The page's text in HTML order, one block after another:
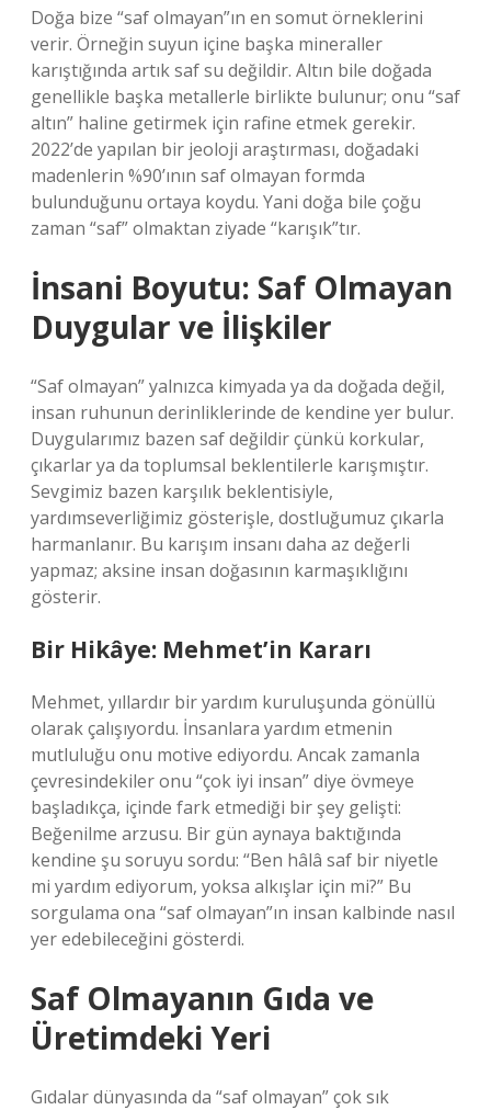
Doğa bize “saf olmayan”ın en somut örneklerini
verir. Örneğin suyun içine başka mineraller
karıştığında artık saf su değildir. Altın bile doğada
genellikle başka metallerle birlikte bulunur; onu “saf
altın” haline getirmek için rafine etmek gerekir.
2022’de yapılan bir jeoloji araştırması, doğadaki
madenlerin %90’ının saf olmayan formda
bulunduğunu ortaya koydu. Yani doğa bile çoğu
zaman “saf” olmaktan ziyade “karışık”tır.
İnsani Boyutu: Saf Olmayan
Duygular ve İlişkiler
“Saf olmayan” yalnızca kimyada ya da doğada değil,
insan ruhunun derinliklerinde de kendine yer bulur.
Duygularımız bazen saf değildir çünkü korkular,
çıkarlar ya da toplumsal beklentilerle karışmıştır.
Sevgimiz bazen karşılık beklentisiyle,
yardımseverliğimiz gösterişle, dostluğumuz çıkarla
harmanlanır. Bu karışım insanı daha az değerli
yapmaz; aksine insan doğasının karmaşıklığını
gösterir.
Bir Hikâye: Mehmet’in Kararı
Mehmet, yıllardır bir yardım kuruluşunda gönüllü
olarak çalışıyordu. İnsanlara yardım etmenin
mutluluğu onu motive ediyordu. Ancak zamanla
çevresindekiler onu “çok iyi insan” diye övmeye
başladıkça, içinde fark etmediği bir şey gelişti:
Beğenilme arzusu. Bir gün aynaya baktığında
kendine şu soruyu sordu: “Ben hâlâ saf bir niyetle
mi yardım ediyorum, yoksa alkışlar için mi?” Bu
sorgulama ona “saf olmayan”ın insan kalbinde nasıl
yer edebileceğini gösterdi.
Saf Olmayanın Gıda ve
Üretimdeki Yeri
Gıdalar dünyasında da “saf olmayan” çok sık